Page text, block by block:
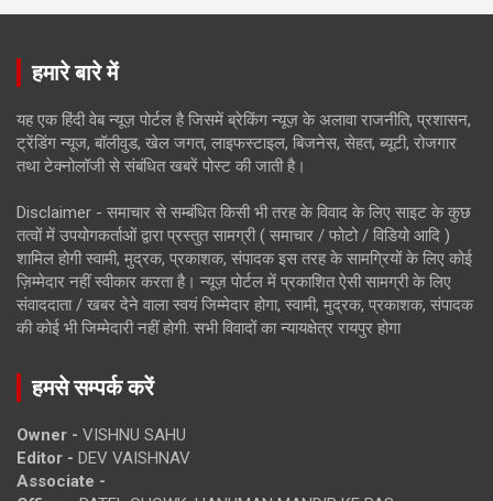
हमारे बारे में
यह एक हिंदी वेब न्यूज़ पोर्टल है जिसमें ब्रेकिंग न्यूज़ के अलावा राजनीति, प्रशासन,
ट्रेंडिंग न्यूज, बॉलीवुड, खेल जगत, लाइफस्टाइल, बिजनेस, सेहत, ब्यूटी, रोजगार
तथा टेक्नोलॉजी से संबंधित खबरें पोस्ट की जाती है।
Disclaimer - समाचार से सम्बंधित किसी भी तरह के विवाद के लिए साइट के कुछ
तत्वों में उपयोगकर्ताओं द्वारा प्रस्तुत सामग्री ( समाचार / फोटो / विडियो आदि )
शामिल होगी स्वामी, मुद्रक, प्रकाशक, संपादक इस तरह के सामग्रियों के लिए कोई
ज़िम्मेदार नहीं स्वीकार करता है। न्यूज़ पोर्टल में प्रकाशित ऐसी सामग्री के लिए
संवाददाता / खबर देने वाला स्वयं जिम्मेदार होगा, स्वामी, मुद्रक, प्रकाशक, संपादक
की कोई भी जिम्मेदारी नहीं होगी. सभी विवादों का न्यायक्षेत्र रायपुर होगा
हमसे सम्पर्क करें
Owner - VISHNU SAHU
Editor - DEV VAISHNAV
Associate -